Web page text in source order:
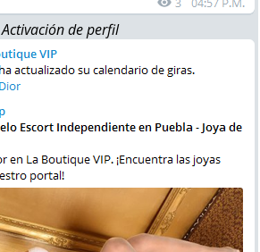
Activación de perfil